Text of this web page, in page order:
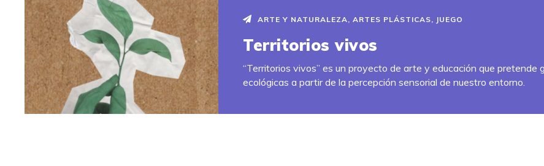
ARTE Y NATURALEZA, ARTES PLÁSTICAS, JUEGO
​​Territorios vivos
“​​Territorios vivos” es un proyecto de arte y educación que
ecológicas a partir de la percepción sensorial de nuestro entorno.